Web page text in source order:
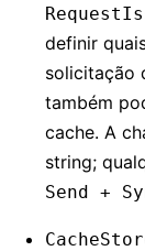
definir
solicitação
também
cache. A
string;
Send +